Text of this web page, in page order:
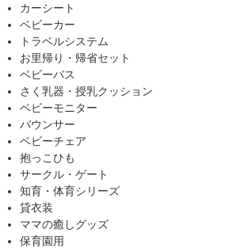
カーシート
ベビーカー
トラベルシステム
お里帰り・帰省セット
ベビーバス
さく乳器・授乳クッション
ベビーモニター
バウンサー
ベビーチェア
抱っこひも
サークル・ゲート
知育・体育シリーズ
貸衣装
ママの癒しグッズ
保育園用